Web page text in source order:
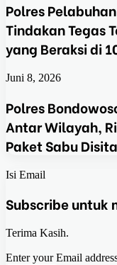
Polres
Tindakan Tegas
yang Beraksi di
Juni 8, 2026
Polres
Antar Wilayah,
Paket Sabu Disita
Isi Email
Subscribe untuk
Terima Kasih.
Enter your Email